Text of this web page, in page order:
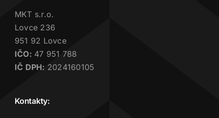
MKT s.r.o.
Lovce 236
951 92 Lovce
IČO: 47 951 788
IČ DPH: 2024160105
Kontakty: